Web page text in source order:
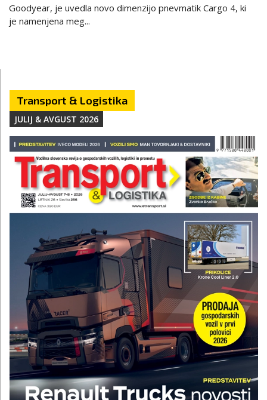
Goodyear, je uvedla novo dimenzijo pnevmatik Cargo 4, ki
je namenjena meg...
Transport & Logistika
JULIJ & AVGUST 2026